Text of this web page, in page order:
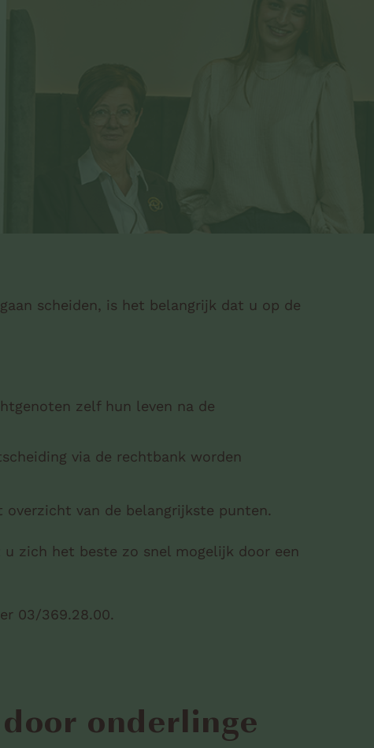
scheiden, is het belangrijk dat u op de
zelf hun leven na de
via de rechtbank worden
overzicht van de belangrijkste punten.
u zich het beste zo snel mogelijk door een
03/369.28.00.
onderlinge